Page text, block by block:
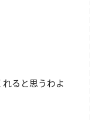
ると思うわよ